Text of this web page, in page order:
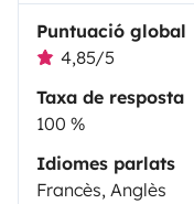
Puntuació global
4,85/5
Taxa de resposta
100 %
Idiomes parlats
Francès, Anglès